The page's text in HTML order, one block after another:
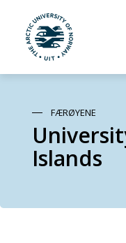
Skip to main content
UiT The Arctic
FÆRØYENE
Islands